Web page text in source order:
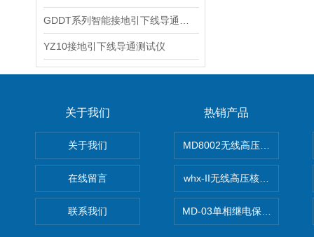
YZ10接地引下线导通测试仪
关于我们
关于我们
在线留言
联系我们
热销产品
MD8002无线高压核相仪
whx-II无线高压核相仪
MD-03单相继电保护测试仪价